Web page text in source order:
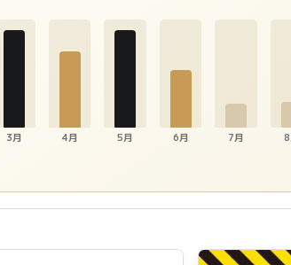
3月 4月 5月 6月 7月 8